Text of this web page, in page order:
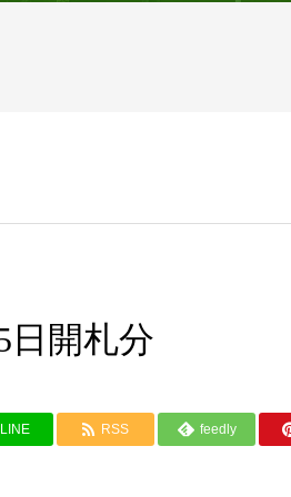
日開札分
LINE RSS feedly